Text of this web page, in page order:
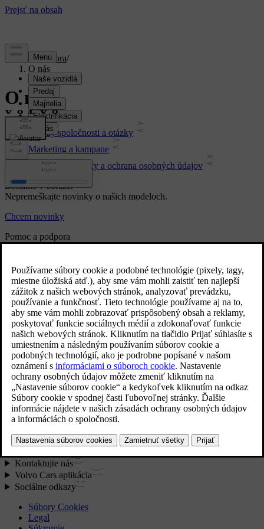
Podpora/
O nás
O nás
Zásady spoločnosti a otázky
Marketing a kampane
Právne podmienky a ochrana osobných údajov